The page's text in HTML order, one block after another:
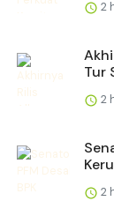
2
Tur
2
2